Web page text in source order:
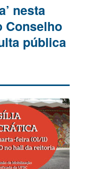
nesta
Conselho
pública